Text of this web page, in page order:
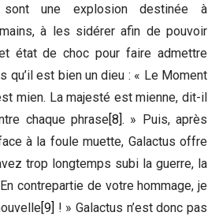
une explosion destinée à
à les sidérer afin de pouvoir
état de choc pour faire admettre
qu’il est bien un dieu : « Le Moment
mien. La majesté est mienne, dit-il
chaque phrase[8]. » Puis, après
à la foule muette, Galactus offre
trop longtemps subi la guerre, la
contrepartie de votre hommage, je
[9] ! » Galactus n’est donc pas